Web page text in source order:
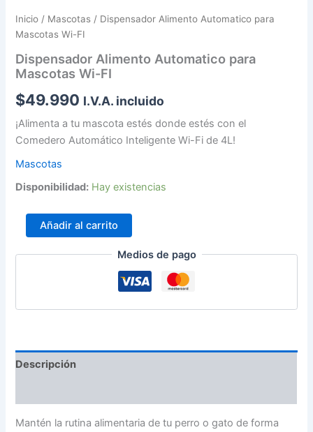
Inicio / Mascotas / Dispensador Alimento Automatico para
Mascotas Wi-FI
Dispensador Alimento Automatico para
Mascotas Wi-FI
$49.990 I.V.A. incluido
¡Alimenta a tu mascota estés donde estés con el
Comedero Automático Inteligente Wi-Fi de 4L!
Mascotas
Disponibilidad: Hay existencias
Añadir al carrito
Medios de pago
Descripción
Mantén la rutina alimentaria de tu perro o gato de forma